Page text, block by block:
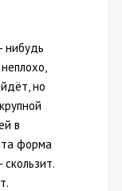
нибудь
но
в
та форма
скользит.